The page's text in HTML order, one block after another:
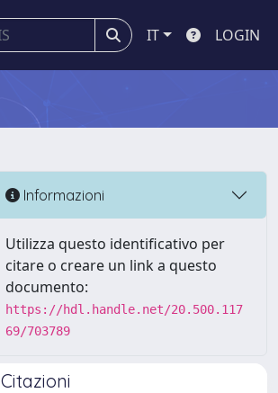
IT LOGIN
Informazioni
Utilizza questo identificativo per
citare o creare un link a questo
documento:
https://hdl.handle.net/20.500.117
69/703789
Citazioni